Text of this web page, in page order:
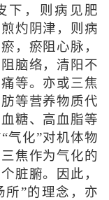
下，则病见肥
灼阴津，则病
，瘀阻心脉，
脑络，清阳不
等。亦或三焦
等营养物质代
糖、高血脂等
气化”对机体物
焦作为气化的
脏腑。因此，
所”的理念，亦